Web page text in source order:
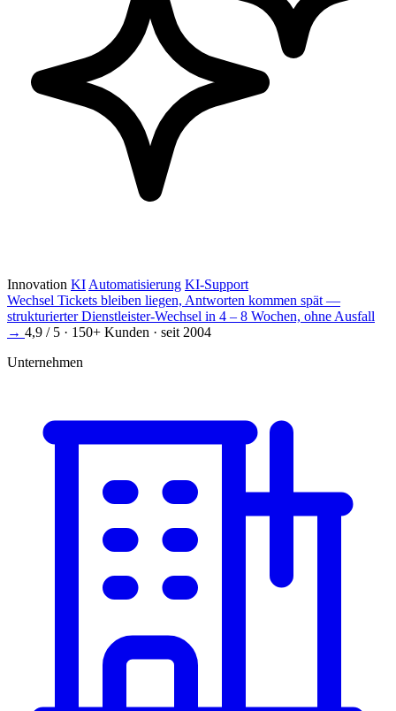
Innovation KI Automatisierung KI-Support
Wechsel Tickets bleiben liegen, Antworten kommen spät —
strukturierter Dienstleister-Wechsel in 4 – 8 Wochen, ohne Ausfall
→ 4,9 / 5 · 150+ Kunden · seit 2004
Unternehmen